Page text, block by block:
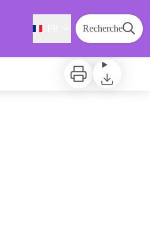
Recherche
Imprimer Télécharger